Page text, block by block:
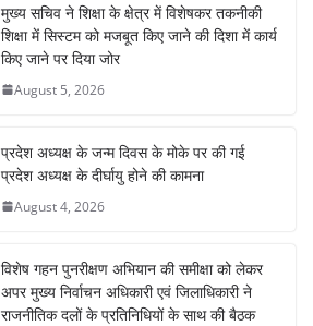
मुख्य सचिव ने शिक्षा के क्षेत्र में विशेषकर तकनीकी
शिक्षा में सिस्टम को मजबूत किए जाने की दिशा में कार्य
किए जाने पर दिया जोर
August 5, 2026
प्रदेश अध्यक्ष के जन्म दिवस के मोके पर की गई
प्रदेश अध्यक्ष के दीर्घायु होने की कामना
August 4, 2026
विशेष गहन पुनरीक्षण अभियान की समीक्षा को लेकर
अपर मुख्य निर्वाचन अधिकारी एवं जिलाधिकारी ने
राजनीतिक दलों के प्रतिनिधियों के साथ की बैठक